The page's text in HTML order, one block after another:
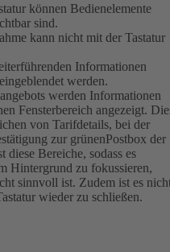
können Bedienelemente
sind.
kann nicht mit der Tastatur
Informationen
werden.
werden Informationen
Fensterbereich angezeigt.
von Tarifdetails, bei der
zur grünenPostbox der
diese Bereiche, sodass es
Hintergrund zu fokussieren,
sinnvoll ist. Zudem ist es
wieder zu schließen.